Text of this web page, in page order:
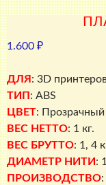
1.600 ₽
ДЛЯ : 3D
ТИП : ABS
ЦВЕТ: Прозрачный
ВЕС НЕТТО: 1 кг.
ВЕС БРУТТО: 1, 4
ДИАМЕТР НИТИ :
ПРОИЗВОДСТВО